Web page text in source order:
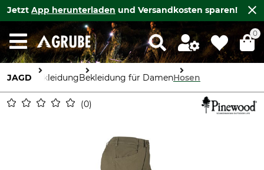
Jetzt App herunterladen und Versandkosten sparen!
0
JAGD BekleidungBekleidung für DamenHosen
0